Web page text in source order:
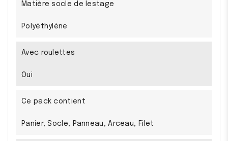
Matière socle de lestage
Polyéthylène
Avec roulettes
Oui
Ce pack contient
Panier, Socle, Panneau, Arceau, Filet